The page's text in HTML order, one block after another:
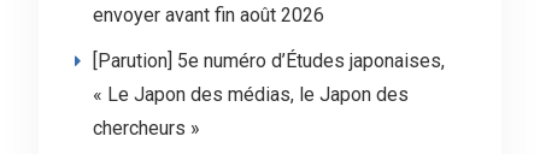
envoyer avant fin août 2026
[Parution] 5e numéro d’Études japonaises,
« Le Japon des médias, le Japon des
chercheurs »